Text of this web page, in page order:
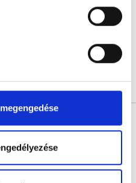
orvosi oklevéllel rendelkező
szakképesítés
vesz részt. Ezen orvosok által
teljes
felügyeli az egészségügyi
utána pedig a
A foglaljorvost.hu
bármely szakorvos